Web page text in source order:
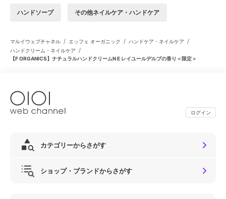
ハンドソープ その他ネイルケア・ハンドケア
マルイウェブチャネル / エッフェ オーガニック / ハンドケア・ネイルケア /
ハンドクリーム・ネイルケア /
【F ORGANICS】ナチュラルハンドクリームN E レイユールデルブの香り＜限定＞
ログイン
カテゴリーからさがす
ショップ・ブランドからさがす